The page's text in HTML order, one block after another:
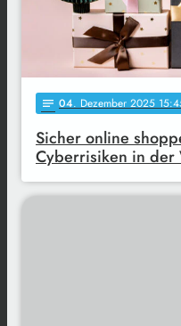
notes 04. Dezember 2025
Sicher online
Cyberrisiken in der